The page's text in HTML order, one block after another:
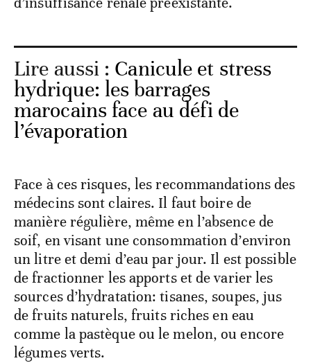
Lire aussi : Canicule et stress
hydrique: les barrages
marocains face au défi de
l’évaporation
Face à ces risques, les recommandations des
médecins sont claires. Il faut boire de
manière régulière, même en l’absence de
soif, en visant une consommation d’environ
un litre et demi d’eau par jour. Il est possible
de fractionner les apports et de varier les
sources d’hydratation: tisanes, soupes, jus
de fruits naturels, fruits riches en eau
comme la pastèque ou le melon, ou encore
légumes verts.